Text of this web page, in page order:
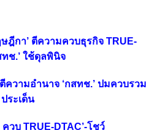
ฎีกา’ ตีความควบธุรกิจ TRUE-
ทช.’ ใช้ดุลพินิจ
ตีความอำนาจ ‘กสทช.’ ปมควบรวม
ประเด็น
วบ TRUE-DTAC’-โชว์